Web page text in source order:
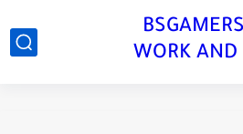
WORK AND